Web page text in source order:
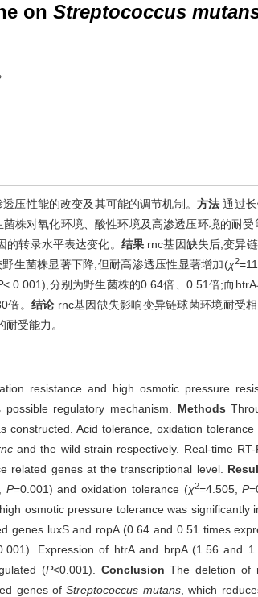
on Streptococcus
压性能的改变及其可能的调节机制。 方法 通过
株对氧化环境、酸性环境及高渗透压环境的耐受
转录水平表达变化。 结果 rnc基因缺失后,变异
生菌株显著下降,但耐高渗透压性显著增加(χ2
< 0.001),分别为野生菌株的0.64倍、0.51倍;而
倍。 结论 rnc基因缺失影响变异链球菌环境耐受
受能力。
resistance and high osmotic pressure
regulatory mechanism. Methods
constructed. Acid tolerance, oxidation tolerance
and the wild strain respectively. Real-time RT-
related genes at the transcriptional level.
P=0.001) and oxidation tolerance (χ2=4.505, P
osmotic pressure tolerance was significantly
genes luxS and ropA (0.64 and 0.51 times
Expression of htrA and brpA (1.56 and
(P<0.001). Conclusion The deletion of
genes ofStreptococcus mutans, which